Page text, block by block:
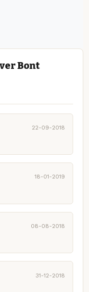
Bont
22-09-2018
18-01-2019
08-08-2018
31-12-2018